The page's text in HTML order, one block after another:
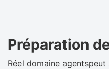
Préparation
Réel domaine